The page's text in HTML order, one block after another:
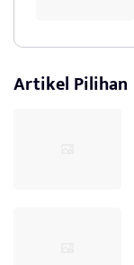
Artikel Pilihan